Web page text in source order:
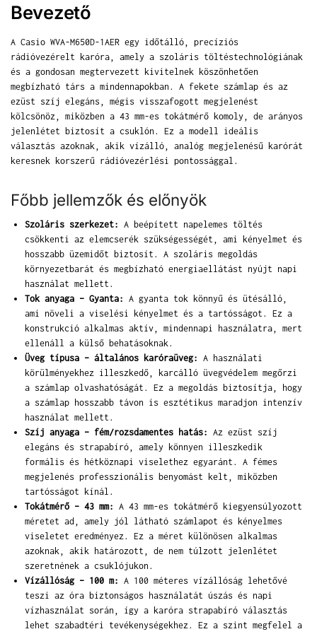
Bevezető
A Casio WVA-M650D-1AER egy időtálló, precíziós
rádióvezérelt karóra, amely a szoláris töltéstechnológiának
és a gondosan megtervezett kivitelnek köszönhetően
megbízható társ a mindennapokban. A fekete számlap és az
ezüst szíj elegáns, mégis visszafogott megjelenést
kölcsönöz, miközben a 43 mm-es tokátmérő komoly, de arányos
jelenlétet biztosít a csuklón. Ez a modell ideális
választás azoknak, akik vízálló, analóg megjelenésű karórát
keresnek korszerű rádióvezérlési pontossággal.
Főbb jellemzők és előnyök
Szoláris szerkezet: A beépített napelemes töltés
csökkenti az elemcserék szükségességét, ami kényelmet és
hosszabb üzemidőt biztosít. A szoláris megoldás
környezetbarát és megbízható energiaellátást nyújt napi
használat mellett.
Tok anyaga – Gyanta: A gyanta tok könnyű és ütésálló,
ami növeli a viselési kényelmet és a tartósságot. Ez a
konstrukció alkalmas aktív, mindennapi használatra, mert
ellenáll a külső behatásoknak.
Üveg típusa – általános karóraüveg: A használati
körülményekhez illeszkedő, karcálló üvegvédelem megőrzi
a számlap olvashatóságát. Ez a megoldás biztosítja, hogy
a számlap hosszabb távon is esztétikus maradjon intenzív
használat mellett.
Szíj anyaga – fém/rozsdamentes hatás: Az ezüst szíj
elegáns és strapabíró, amely könnyen illeszkedik
formális és hétköznapi viselethez egyaránt. A fémes
megjelenés professzionális benyomást kelt, miközben
tartósságot kínál.
Tokátmérő – 43 mm: A 43 mm-es tokátmérő kiegyensúlyozott
méretet ad, amely jól látható számlapot és kényelmes
viseletet eredményez. Ez a méret különösen alkalmas
azoknak, akik határozott, de nem túlzott jelenlétet
szeretnének a csuklójukon.
Vízállóság – 100 m: A 100 méteres vízállóság lehetővé
teszi az óra biztonságos használatát úszás és napi
vízhasználat során, így a karóra strapabíró választás
lehet szabadtéri tevékenységekhez. Ez a szint megfelel a